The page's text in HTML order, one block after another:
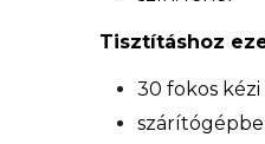
Tisztításhoz
30 fokos